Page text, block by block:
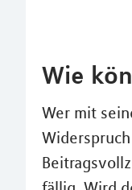
Wie
Wer mit